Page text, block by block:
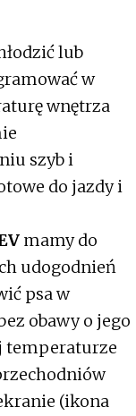
lub
w
wnętrza
szyb i
do jazdy i
mamy do
udogodnień
psa w
obawy o jego
temperaturze
(ikona